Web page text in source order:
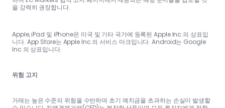
을 강력히 권장합니다.
Apple, iPad 및 iPhone은 미국 및 기타 국가에 등록된 Apple Inc.의 상표입
니다. App Store는 Apple Inc.의 서비스 마크입니다. Android는 Google
Inc.의 상표입니다.
위험 고지
거래는 높은 수준의 위험을 수반하며 초기 예치금을 초과하는 손실이 발생할